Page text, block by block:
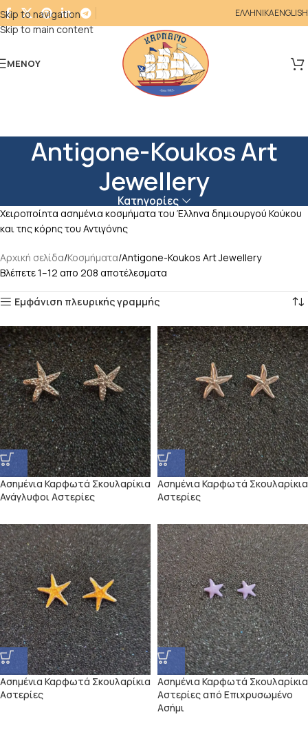
Skip to navigation
Skip to main content
ΕΛΛΗΝΙΚΑENGLISH
ΜΕΝΟΎ
Antigone-Koukos Art
Jewellery
Κατηγορίες
Χειροποίητα ασημένια κοσμήματα του Έλληνα δημιουργού Κούκου
και της κόρης του Αντιγόνης
Αρχική σελίδα Κοσμήματα Antigone-Koukos Art Jewellery
Βλέπετε 1–12 απο 208 αποτέλεσματα
Εμφάνιση πλευρικής γραμμής
Ασημένια Καρφωτά Σκουλαρίκια
Ανάγλυφοι Αστερίες
Ασημένια Καρφωτά Σκουλαρίκια
Αστερίες
Ασημένια Καρφωτά Σκουλαρίκια
Αστερίες
Ασημένια Καρφωτά Σκουλαρίκια
Αστερίες από Επιχρυσωμένο
Ασήμι